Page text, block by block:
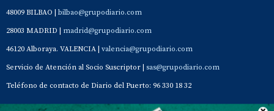
48009 BILBAO | bilbao@grupodiario.com
28003 MADRID | madrid@grupodiario.com
46120 Alboraya. VALENCIA | valencia@grupodiario.com
Servicio de Atención al Socio Suscriptor | sas@grupodiario.com
Teléfono de contacto de Diario del Puerto: 96 330 18 32